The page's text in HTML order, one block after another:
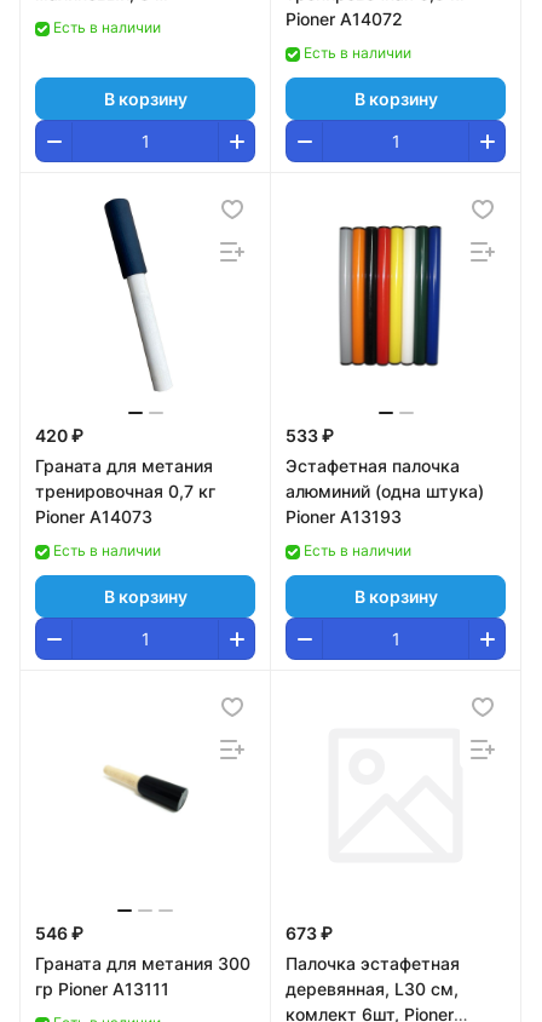
Есть в наличии
В корзину
Pioner A14072
Есть в наличии
В корзину
420 ₽
Граната для метания
тренировочная 0,7 кг
Pioner A14073
Есть в наличии
В корзину
533 ₽
Эстафетная палочка
алюминий (одна штука)
Pioner A13193
Есть в наличии
В корзину
546 ₽
Граната для метания 300
гр Pioner A13111
673 ₽
Палочка эстафетная
деревянная, L30 см,
комлект 6шт, Pioner